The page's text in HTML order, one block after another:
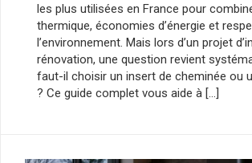
les plus utilisées en France pour
thermique, économies d’énergie et
l’environnement. Mais lors d’un projet
rénovation, une question revient
faut-il choisir un insert de cheminée ou
? Ce guide complet vous aide à […]